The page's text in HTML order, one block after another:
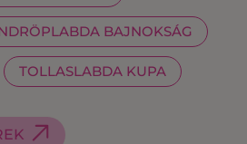
BAJNOKSÁG
TOLLASLABDA KUPA